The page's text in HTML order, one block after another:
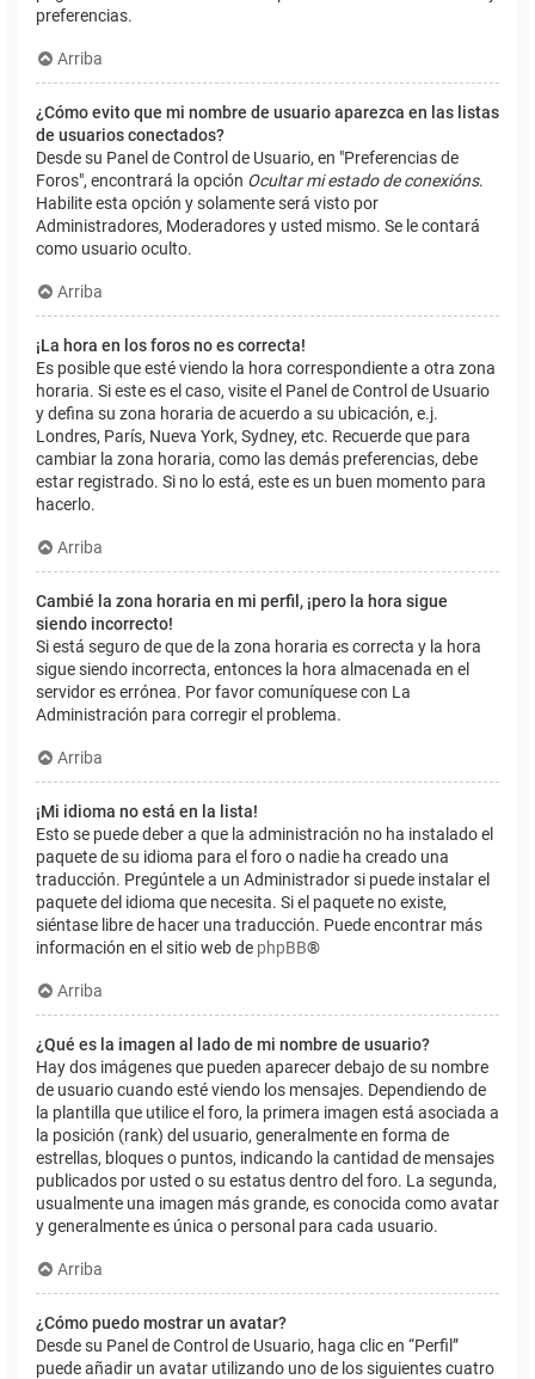
preferencias.
Arriba
¿Cómo evito que mi nombre de usuario aparezca en las listas
de usuarios conectados?
Desde su Panel de Control de Usuario, en "Preferencias de
Foros", encontrará la opción Ocultar mi estado de conexións.
Habilite esta opción y solamente será visto por
Administradores, Moderadores y usted mismo. Se le contará
como usuario oculto.
Arriba
¡La hora en los foros no es correcta!
Es posible que esté viendo la hora correspondiente a otra zona
horaria. Si este es el caso, visite el Panel de Control de Usuario
y defina su zona horaria de acuerdo a su ubicación, e.j.
Londres, París, Nueva York, Sydney, etc. Recuerde que para
cambiar la zona horaria, como las demás preferencias, debe
estar registrado. Si no lo está, este es un buen momento para
hacerlo.
Arriba
Cambié la zona horaria en mi perfil, ¡pero la hora sigue
siendo incorrecto!
Si está seguro de que de la zona horaria es correcta y la hora
sigue siendo incorrecta, entonces la hora almacenada en el
servidor es errónea. Por favor comuníquese con La
Administración para corregir el problema.
Arriba
¡Mi idioma no está en la lista!
Esto se puede deber a que la administración no ha instalado el
paquete de su idioma para el foro o nadie ha creado una
traducción. Pregúntele a un Administrador si puede instalar el
paquete del idioma que necesita. Si el paquete no existe,
siéntase libre de hacer una traducción. Puede encontrar más
información en el sitio web de phpBB®
Arriba
¿Qué es la imagen al lado de mi nombre de usuario?
Hay dos imágenes que pueden aparecer debajo de su nombre
de usuario cuando esté viendo los mensajes. Dependiendo de
la plantilla que utilice el foro, la primera imagen está asociada a
la posición (rank) del usuario, generalmente en forma de
estrellas, bloques o puntos, indicando la cantidad de mensajes
publicados por usted o su estatus dentro del foro. La segunda,
usualmente una imagen más grande, es conocida como avatar
y generalmente es única o personal para cada usuario.
Arriba
¿Cómo puedo mostrar un avatar?
Desde su Panel de Control de Usuario, haga clic en “Perfil”
puede añadir un avatar utilizando uno de los siguientes cuatro